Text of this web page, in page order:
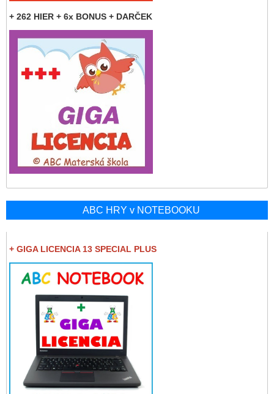
+ 262 HIER + 6x BONUS + DARČEK
ABC HRY v NOTEBOOKU
+ GIGA LICENCIA 13 SPECIAL PLUS